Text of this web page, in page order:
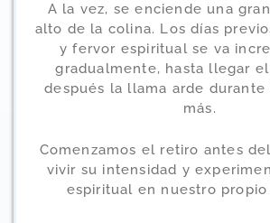
A la vez, se enciende una
alto de la colina. Los días
y fervor espiritual se va
gradualmente, hasta llegar
después la llama arde durante
más.
Comenzamos el retiro antes
vivir su intensidad y
espiritual en nuestro propio